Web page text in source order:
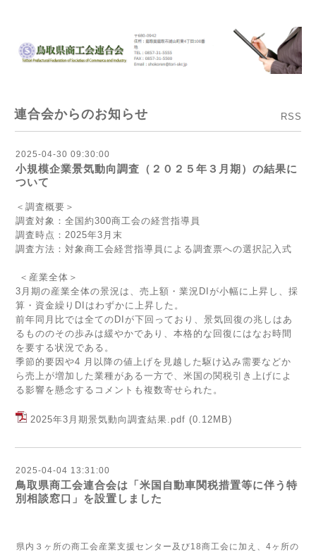
連合会からのお知らせ RSS
2025-04-30 09:30:00
小規模企業景気動向調査（２０２５年３月期）の結果に
ついて
＜調査概要＞
調査対象：全国約300商工会の経営指導員
調査時点：2025年3月末
調査方法：対象商工会経営指導員による調査票への選択記入式
＜産業全体＞
3月期の産業全体の景況は、売上額・業況DIが小幅に上昇し、採
算・資金繰りDIはわずかに上昇した。
前年同月比では全てのDIが下回っており、景気回復の兆しはあ
るもののその歩みは緩やかであり、本格的な回復にはなお時間
を要する状況である。
季節的要因や4 月以降の値上げを見越した駆け込み需要などか
ら売上が増加した業種がある一方で、米国の関税引き上げによ
る影響を懸念するコメントも複数寄せられた。
2025年3月期景気動向調査結果.pdf (0.12MB)
2025-04-04 13:31:00
鳥取県商工会連合会は「米国自動車関税措置等に伴う特
別相談窓口」を設置しました
県内３ヶ所の商工会産業支援センター及び18商工会に加え、4ヶ所の